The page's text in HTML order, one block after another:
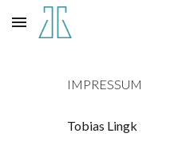
Skip to main content
IMPRESSUM
Tobias Lingk